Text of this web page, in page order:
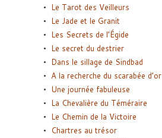
Le Tarot des Veilleurs
Le Jade et le Granit
Les Secrets de l’Égide
Le secret du destrier
Dans le sillage de Sindbad
A la recherche du scarabée d’or
Une journée fabuleuse
La Chevalière du Téméraire
Le Chemin de la Victoire
Chartres au trésor